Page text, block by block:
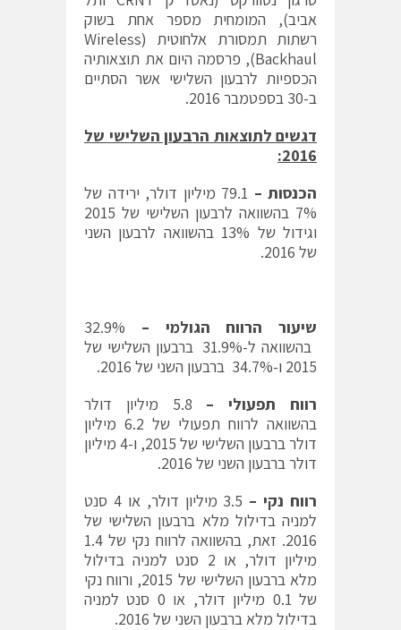
אביב), המומחית מספר אחת בשוק
רשתות תמסורת אלחוטית (Wireless
Backhaul), פרסמה היום את תוצאותיה
הכספיות לרבעון השלישי אשר הסתיים
ב-30 בספטמבר 2016.
דגשים לתוצאות הרבעון השלישי של
2016
:
הכנסות –
79.1 מיליון דולר, ירידה של
7% בהשוואה לרבעון השלישי של 2015
וגידול של 13% בהשוואה לרבעון השני
של 2016.
שיעור הרווח הגולמי – 32.9%
בהשוואה ל-31.9% ברבעון השלישי של
2015 ו-34.7% ברבעון השני של 2016.
רווח תפעולי –
5.8 מיליון דולר
בהשוואה לרווח תפעולי של 6.2 מיליון
דולר ברבעון השלישי של 2015, ו-4 מיליון
דולר ברבעון השני של 2016.
רווח נקי –
3.5 מיליון דולר, או 4 סנט
למניה בדילול מלא ברבעון השלישי של
2016. זאת, בהשוואה לרווח נקי של 1.4
מיליון דולר, או 2 סנט למניה בדילול
מלא ברבעון השלישי של 2015, ורווח נקי
של 0.1 מיליון דולר, או 0 סנט למניה
בדילול מלא ברבעון השני של 2016.